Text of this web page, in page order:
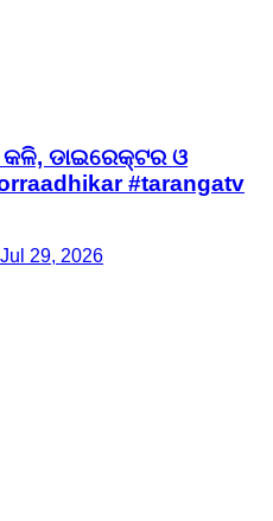
କଳି, ଡାଇରେକ୍ଟର ଓ
#tarangatv
29, 2026